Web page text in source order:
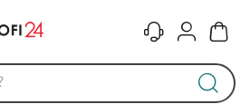
KontaktKonto